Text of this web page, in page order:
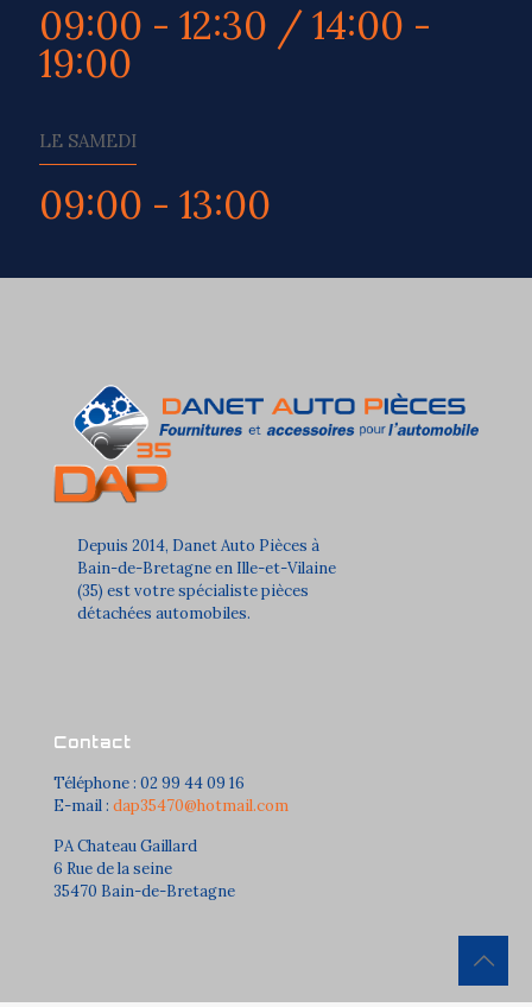
09:00 - 12:30 / 14:00 -
19:00
LE SAMEDI
09:00 - 13:00
Depuis 2014, Danet Auto Pièces à
Bain-de-Bretagne en Ille-et-Vilaine
(35) est votre spécialiste pièces
détachées automobiles.
Contact
Téléphone : 02 99 44 09 16
E-mail : dap35470@hotmail.com
PA Chateau Gaillard
6 Rue de la seine
35470 Bain-de-Bretagne